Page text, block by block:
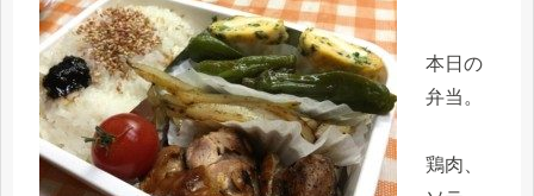
本日の
弁当。
鶏肉、